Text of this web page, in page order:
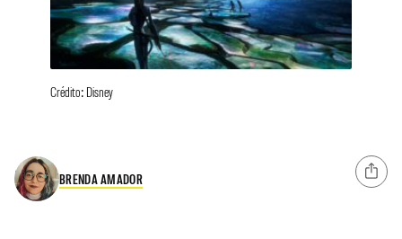
Crédito: Disney
BRENDA AMADOR